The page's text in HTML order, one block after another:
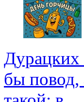
Дурацких
бы повод,